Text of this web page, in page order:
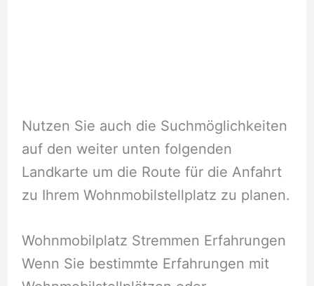
Nutzen Sie auch die Suchmöglichkeiten
auf den weiter unten folgenden
Landkarte um die Route für die Anfahrt
zu Ihrem Wohnmobilstellplatz zu planen.
Wohnmobilplatz Stremmen Erfahrungen
Wenn Sie bestimmte Erfahrungen mit